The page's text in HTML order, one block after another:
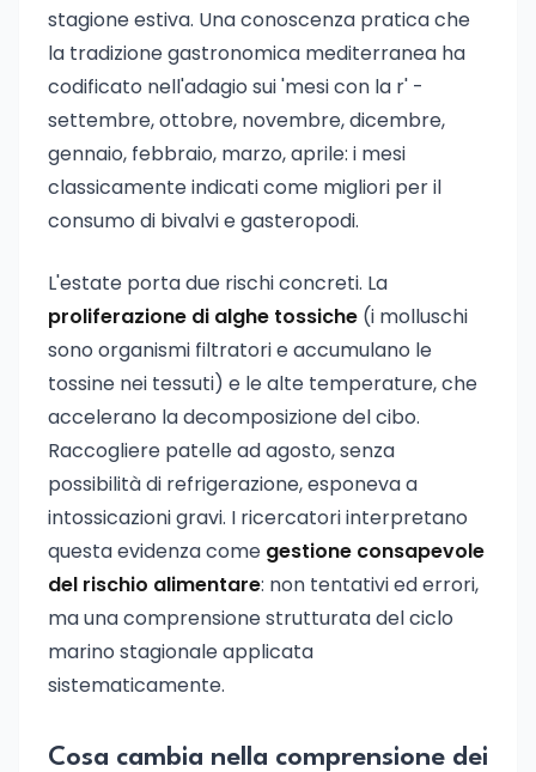
stagione estiva. Una conoscenza pratica che
la tradizione gastronomica mediterranea ha
codificato nell'adagio sui 'mesi con la r' -
settembre, ottobre, novembre, dicembre,
gennaio, febbraio, marzo, aprile: i mesi
classicamente indicati come migliori per il
consumo di bivalvi e gasteropodi.
L'estate porta due rischi concreti. La
proliferazione di alghe tossiche (i molluschi
sono organismi filtratori e accumulano le
tossine nei tessuti) e le alte temperature, che
accelerano la decomposizione del cibo.
Raccogliere patelle ad agosto, senza
possibilità di refrigerazione, esponeva a
intossicazioni gravi. I ricercatori interpretano
questa evidenza come gestione consapevole
del rischio alimentare: non tentativi ed errori,
ma una comprensione strutturata del ciclo
marino stagionale applicata
sistematicamente.
Cosa cambia nella comprensione dei